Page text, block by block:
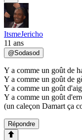
ItsmeJericho
11 ans
@Sodasod
Y a comme un goût de
Y a comme un goût de
Y a comme un goût
Y a comme un goût
(un caleçon Damart ça
Répondre